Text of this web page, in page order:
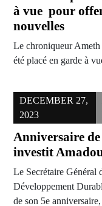
à vue pour
nouvelles
Le chroniqueur
été placé en garde à
DECEMBER 27,
2023
Anniversaire
investit
Le Secrétaire Général
Développement
de son 5e